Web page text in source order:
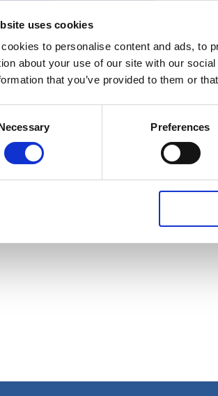
uses cookies
to personalise content and ads, to
about your use of our site with our
that you’ve provided to them or
Preferences